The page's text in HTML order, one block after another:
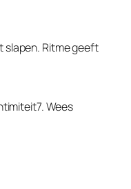
slapen. Ritme geeft
Wees